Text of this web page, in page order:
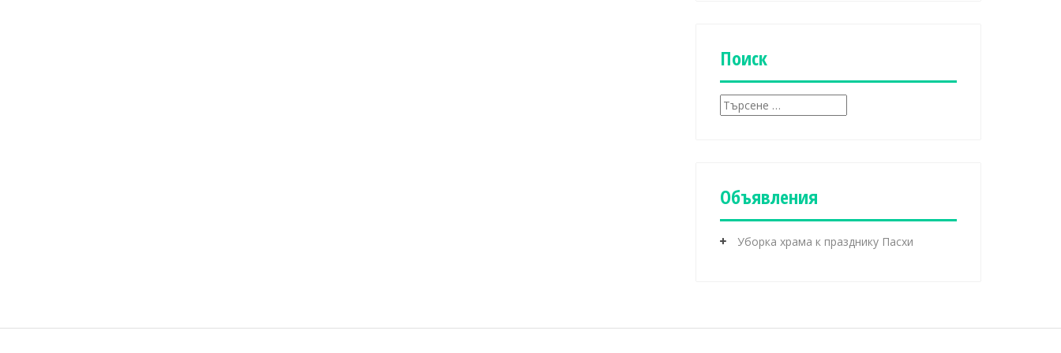
к
иПоиск
Т
ъ
е
з
а
Объявления
Уборка храма к празднику Пасхи